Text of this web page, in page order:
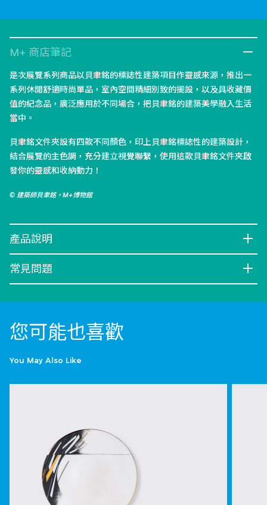
M+ 商店筆記
是次展覽系列商品以貝聿銘的標誌性建築項目作靈感來源，推出一
系列休閒舒適時尚單品，室內空間精細別致的擺設，以及具收藏價
值的紀念品，廣泛應用於不同場合，把貝聿銘的建築美學融入生活
當中。
貝聿銘文件夾設有四款不同顏色，印上貝聿銘標誌性的建築設計，
結合展覽的主色調，充分建立視覺聯繫，使用這款貝聿銘文件夾啟
發你的靈感和收納動力！
© 建築師貝聿銘，M+博物館
產品說明
常見問題
您可能也喜歡
You May Also Like